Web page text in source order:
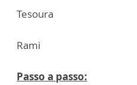
Tesoura
Rami
Passo a passo: